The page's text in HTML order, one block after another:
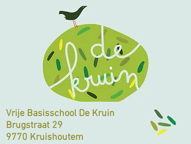
Vrije Basisschool De Kruin
Brugstraat 29
9770 Kruishoutem